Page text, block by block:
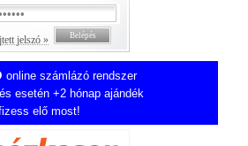
jelszó »
online számlázó rendszer
esetén +2 hónap ajándék
elő most!